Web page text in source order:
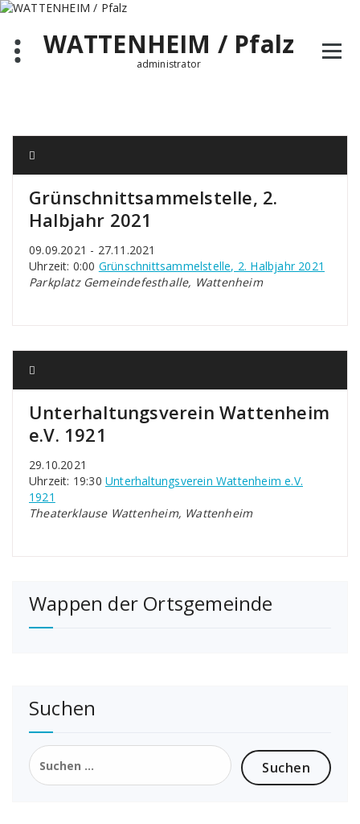
Zum
springenWATTENHEIM / Pfalz
administrator
Grünschnittsammelstelle, 2.
Halbjahr 2021
09.09.2021 - 27.11.2021
Uhrzeit: 0:00 Grünschnittsammelstelle, 2. Halbjahr 2021
Parkplatz Gemeindefesthalle, Wattenheim
Unterhaltungsverein Wattenheim
e.V. 1921
29.10.2021
Uhrzeit: 19:30 Unterhaltungsverein Wattenheim e.V.
1921
Theaterklause Wattenheim, Wattenheim
Wappen der Ortsgemeinde
Suchen
Suchen
nach: